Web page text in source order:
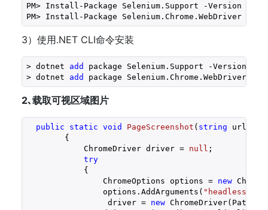
PM> Install-Package Selenium.Support -Version
PM> Install-Package Selenium.Chrome.WebDriver -
3）使用.NET CLI命令安装
> dotnet add package Selenium.Support -Version
> dotnet add package Selenium.Chrome.WebDriver
2､载取可视区域图片
public static void PageScreenshot ( string url,
{
            ChromeDriver driver =
null ;
try
            {
                ChromeOptions options =
new
                options.AddArguments(
"headless"
                 driver =
new